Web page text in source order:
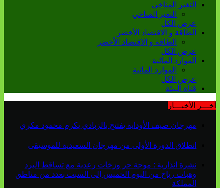
التغير المناخي
التغير المناخي
عرض الكل
الطاقة و الاقتصاد الأخضر
الطاقة و الاقتصاد الأخضر
عرض الكل
الموارد المائية
الموارد المائية
عرض الكل
قناة البيئة
آخـــر الأخبـــار
مهرجان صيف الأوداية يفتتح بالزبادي يكرم محمود مكري
انطلاق الدورة الأولى من مهرجان السعيدية للموسيقى
نشرة انذارية : موجة حر وزخات رعدية مع تساقط البرد
وهبات رياح من اليوم الخميس إلى السبت بعدد من مناطق
المملكة